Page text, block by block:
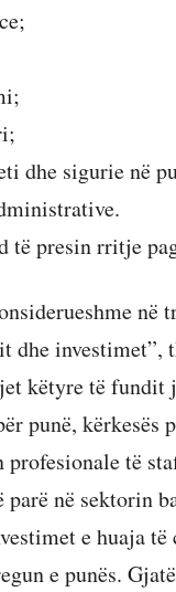
dhe sigurie në
të presin rritje
në
dhe
këtyre të fundit
punë, kërkesës
profesionale të
parë në sektorin
e huaja
e punës.